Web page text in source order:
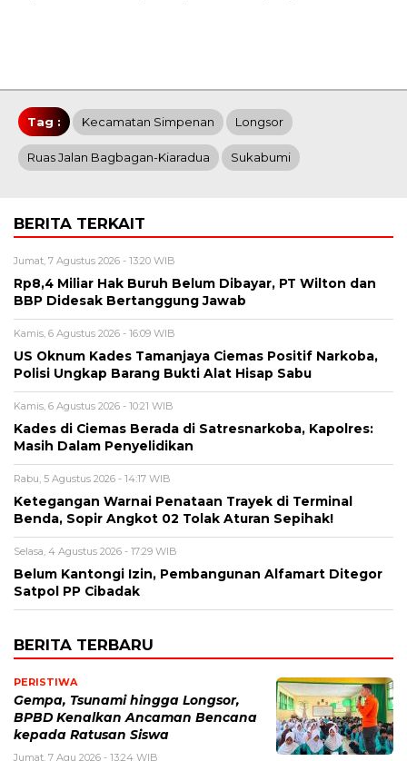
Tag : Kecamatan Simpenan Longsor
Ruas Jalan Bagbagan-Kiaradua Sukabumi
BERITA TERKAIT
Jumat, 7 Agustus 2026 - 13:20 WIB
Rp8,4 Miliar Hak Buruh Belum Dibayar, PT Wilton dan
BBP Didesak Bertanggung Jawab
Kamis, 6 Agustus 2026 - 16:09 WIB
US Oknum Kades Tamanjaya Ciemas Positif Narkoba,
Polisi Ungkap Barang Bukti Alat Hisap Sabu
Kamis, 6 Agustus 2026 - 10:21 WIB
Kades di Ciemas Berada di Satresnarkoba, Kapolres:
Masih Dalam Penyelidikan
Rabu, 5 Agustus 2026 - 14:17 WIB
Ketegangan Warnai Penataan Trayek di Terminal
Benda, Sopir Angkot 02 Tolak Aturan Sepihak!
Selasa, 4 Agustus 2026 - 17:29 WIB
Belum Kantongi Izin, Pembangunan Alfamart Ditegor
Satpol PP Cibadak
BERITA TERBARU
PERISTIWA
Gempa, Tsunami hingga Longsor,
BPBD Kenalkan Ancaman Bencana
kepada Ratusan Siswa
Jumat, 7 Agu 2026 - 13:24 WIB